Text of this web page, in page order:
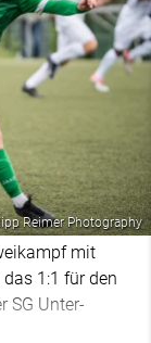
Reimer Photography
mit
1:1 für den
SG Unter-